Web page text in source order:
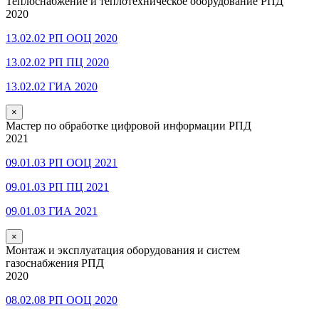
2020
13.02.02 РП ООЦ 2020
13.02.02 РП ПЦ 2020
13.02.02 ГИА 2020
×
Мастер по обработке цифровой информации РПД
2021
09.01.03 РП ООЦ 2021
09.01.03 РП ПЦ 2021
09.01.03 ГИА 2021
×
Монтаж и эксплуатация оборудования и систем
газоснабжения РПД
2020
08.02.08 РП ООЦ 2020